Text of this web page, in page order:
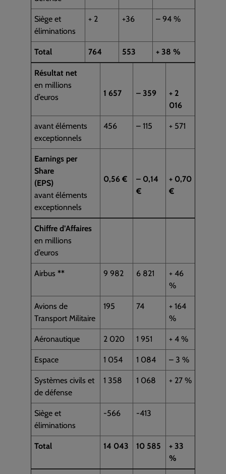
Siège et
éliminations
+ 2 +36 – 94 %
Total 764 553 + 38 %
Résultat net
en millions
d’euros
1 657 – 359
+ 2
016
avant éléments
exceptionnels
456 – 115 + 571
Earnings per
Share
(EPS)
avant éléments
exceptionnels
0,56 €
– 0,14
€
+ 0,70
€
Chiffre d’Affaires
en millions
d’euros
Airbus ** 9 982 6 821
+ 46
%
Avions de
Transport Militaire
195 74
+ 164
%
Aéronautique 2 020 1 951 + 4 %
Espace 1 054 1 084 – 3 %
Systèmes civils et
de défense
1 358 1 068 + 27 %
Siège et
éliminations
-566 -413
Total 14 043 10 585
+ 33
%